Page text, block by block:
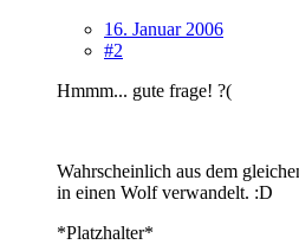
16. Januar 2006
#2
Hmmm... gute frage! ?(
Wahrscheinlich aus dem
in einen Wolf verwandelt. :D
*Platzhalter*